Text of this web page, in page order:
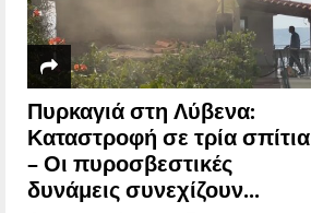
Πυρκαγιά στη Λύβενα:
Καταστροφή σε τρία σπίτια
– Οι πυροσβεστικές
δυνάμεις συνεχίζουν...